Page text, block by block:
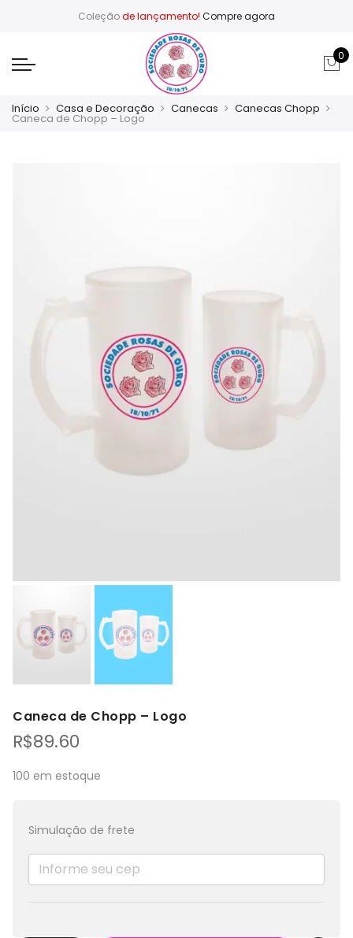
Coleçãode lançamento! Compre agora
0
Início Casa e Decoração Canecas Canecas Chopp
Caneca de Chopp – Logo
Caneca de Chopp – Logo
R$89.60
100 em estoque
Simulação de frete